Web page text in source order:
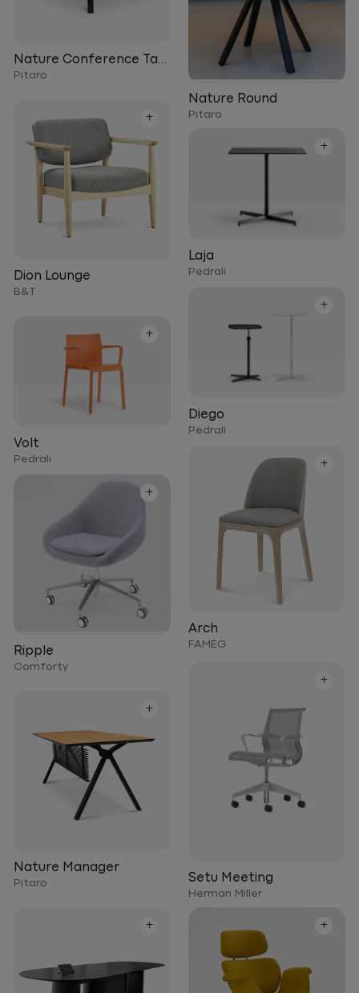
Nature Conference Table
Pitaro
Nature Round
Pitaro
+
Dion Lounge
B&T
+
Laja
Pedrali
+
Diego
Pedrali
+
Volt
Pedrali +
Arch
FAMEG
+
Ripple
Comforty
+
Setu Meeting
Herman Miller
+
Nature Manager
Pitaro
+
+